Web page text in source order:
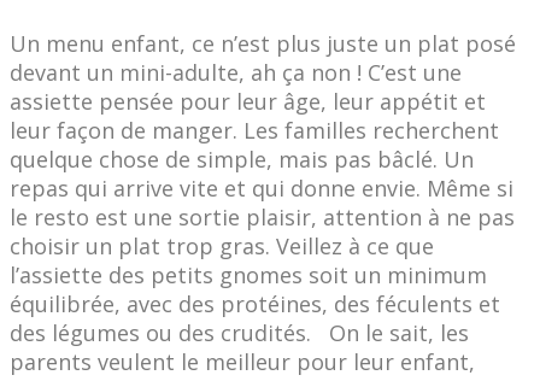
Un menu enfant, ce n’est plus juste un plat posé
devant un mini-adulte, ah ça non ! C’est une
assiette pensée pour leur âge, leur appétit et
leur façon de manger. Les familles recherchent
quelque chose de simple, mais pas bâclé. Un
repas qui arrive vite et qui donne envie. Même si
le resto est une sortie plaisir, attention à ne pas
choisir un plat trop gras. Veillez à ce que
l’assiette des petits gnomes soit un minimum
équilibrée, avec des protéines, des féculents et
des légumes ou des crudités. On le sait, les
parents veulent le meilleur pour leur enfant,